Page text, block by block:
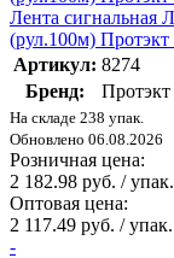
Лента сигнальная
(рул.100м) Протэкт
Артикул: 8274
Бренд:
Протэкт
На складе 238 упак.
Обновлено 06.08.2026
Розничная цена:
2 182.98 руб. / упак.
Оптовая цена:
2 117.49 руб. / упак.
-